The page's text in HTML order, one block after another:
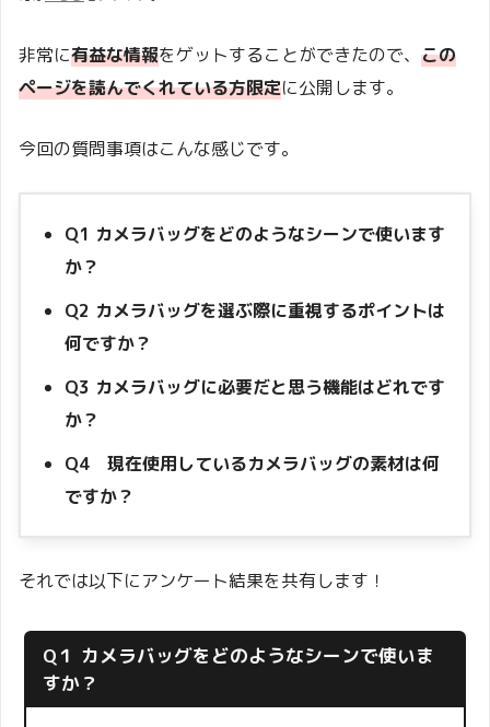
非常に有益な情報をゲットすることができたので、 この
ページを読んでくれている方限定に公開します。
今回の質問事項はこんな感じです。
Q1 カメラバッグをどのようなシーンで使います
か？
Q2 カメラバッグを選ぶ際に重視するポイントは
何ですか？
Q3 カメラバッグに必要だと思う機能はどれです
か？
Q4 現在使用しているカメラバッグの素材は何
ですか？
それでは以下にアンケート結果を共有します！
Q１ カメラバッグをどのようなシーンで使いま
すか？